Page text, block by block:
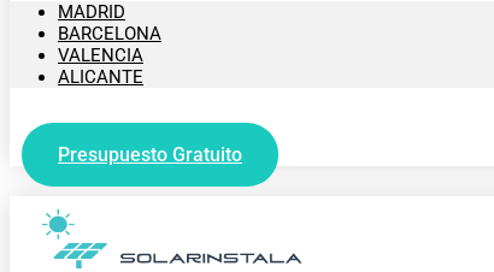
MADRID
BARCELONA
VALENCIA
ALICANTE
Presupuesto Gratuito